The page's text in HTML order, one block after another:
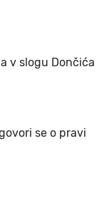
v slogu Dončića
se o pravi